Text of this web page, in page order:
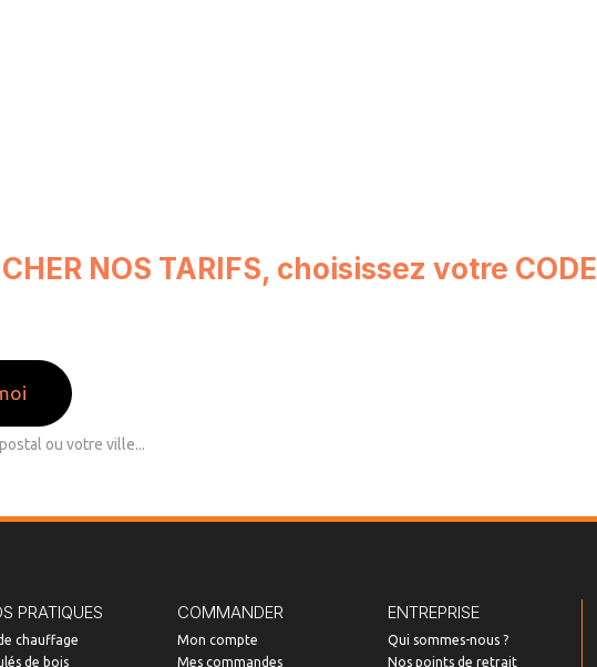
NOS TARIFS, choisissez votre CODE
PRATIQUES
chauffage
de bois
COMMANDER
Mon compte
Mes commandes
ENTREPRISE
Qui sommes-nous ?
Nos points de retrait